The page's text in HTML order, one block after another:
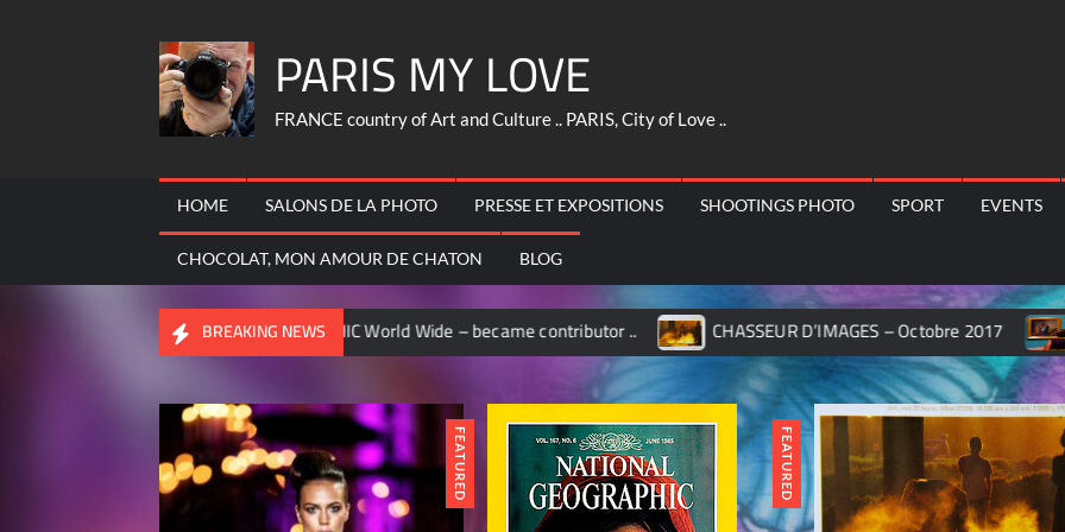
PARIS MY LOVE
FRANCE country of Art and Culture .. PARIS, City of Love ..
HOME SALONS DE LA PHOTO PRESSE ET EXPOSITIONS SHOOTINGS PHOTO SPORT EVENTS
CHOCOLAT, MON AMOUR DE CHATON BLOG
BREAKING NEWS
GEOGRAPHIC World Wide – became contributor .. CHASSEUR D’IMAGES – Octobre 2017 MILANO – Pinacoteca di
FEATURED FEATURED